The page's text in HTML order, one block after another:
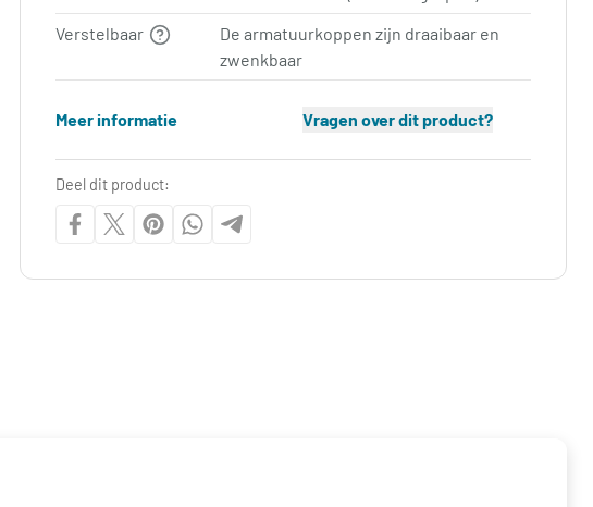
Verstelbaar
De armatuurkoppen zijn draaibaar en
zwenkbaar
Meer informatie Vragen over dit product?
Deel dit product: